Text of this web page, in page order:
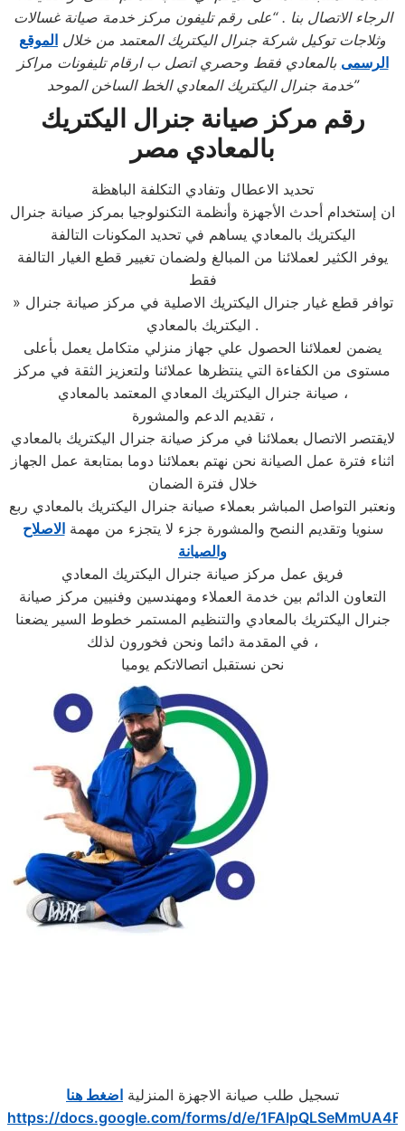
الرجاء الاتصال بنا . “على رقم تليفون مركز خدمة صيانة غسالات
وثلاجات توكيل شركة جنرال اليكتريك المعتمد من خلال الموقع
الرسمى بالمعادي فقط وحصري اتصل ب ارقام تليفونات مراكز
خدمة جنرال اليكتريك المعادي الخط الساخن الموحد ”
رقم مركز صيانة جنرال اليكتريك
بالمعادي مصر
تحديد الاعطال وتفادي التكلفة الباهظة
ان إستخدام أحدث الأجهزة وأنظمة التكنولوجيا بمركز صيانة جنرال
اليكتريك بالمعادي يساهم في تحديد المكونات التالفة
يوفر الكثير لعملائنا من المبالغ ولضمان تغيير قطع الغيار التالفة
فقط
» توافر قطع غيار جنرال اليكتريك الاصلية في مركز صيانة جنرال
اليكتريك بالمعادي .
يضمن لعملائنا الحصول علي جهاز منزلي متكامل يعمل بأعلى
مستوى من الكفاءة التي ينتظرها عملائنا ولتعزيز الثقة في مركز
صيانة جنرال اليكتريك المعادي المعتمد بالمعادي ،
تقديم الدعم والمشورة ،
لايقتصر الاتصال بعملائنا في مركز صيانة جنرال اليكتريك بالمعادي
اثناء فترة عمل الصيانة نحن نهتم بعملائنا دوما بمتابعة عمل الجهاز
خلال فترة الضمان
ونعتبر التواصل المباشر بعملاء صيانة جنرال اليكتريك بالمعادي ربع
سنويا وتقديم النصح والمشورة جزء لا يتجزء من مهمةالاصلاح
والصيانة
فريق عمل مركز صيانة جنرال اليكتريك المعادي
التعاون الدائم بين خدمة العملاء ومهندسين وفنيين مركز صيانة
جنرال اليكتريك بالمعادي والتنظيم المستمر خطوط السير يضعنا
في المقدمة دائما ونحن فخورون لذلك ،
نحن نستقبل اتصالاتكم يوميا
تسجيل طلب صيانة الاجهزة المنزلية اضغط هنا
https://docs.google.com/forms/d/e/